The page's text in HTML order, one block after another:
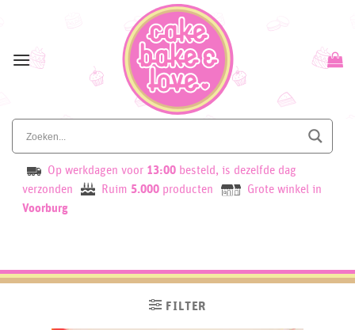
content
Op werkdagen voor 13:00 besteld, is dezelfde dag
verzonden
Ruim 5.000 producten
Grote winkel in
Voorburg
FILTER